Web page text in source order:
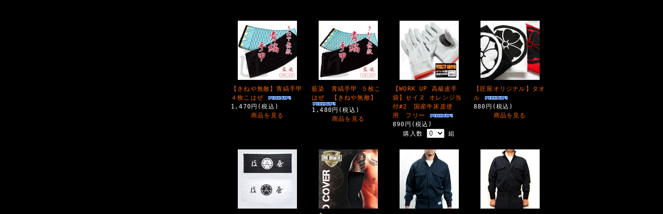
【きねや無敵】青縞手甲
４枚こはぜ
1,470円(税込)
商品を見る
藍染 青縞手甲 ５枚こ
はぜ 【きねや無敵】
1,480円(税込)
商品を見る
【WORK UP 高級皮手
袋】セイヌ オレンジ当
付#2 国産牛床皮使
用 フリー
890円(税込)
購入数
組
【匠屋オリジナル】タオ
ル
880円(税込)
商品を見る